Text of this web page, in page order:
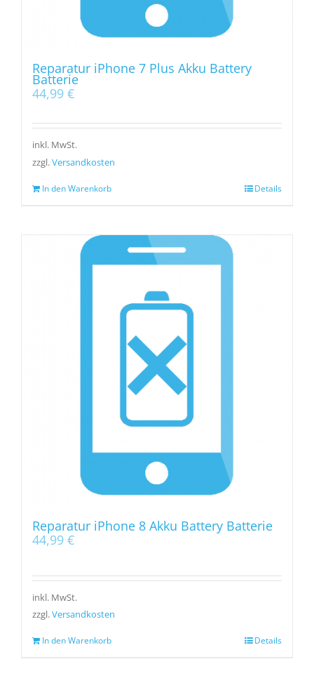
Reparatur iPhone 7 Plus Akku Battery
Batterie
44,99 €
inkl. MwSt.
zzgl.Versandkosten
In den Warenkorb Details
Reparatur iPhone 8 Akku Battery Batterie
44,99 €
inkl. MwSt.
zzgl.Versandkosten
In den Warenkorb Details